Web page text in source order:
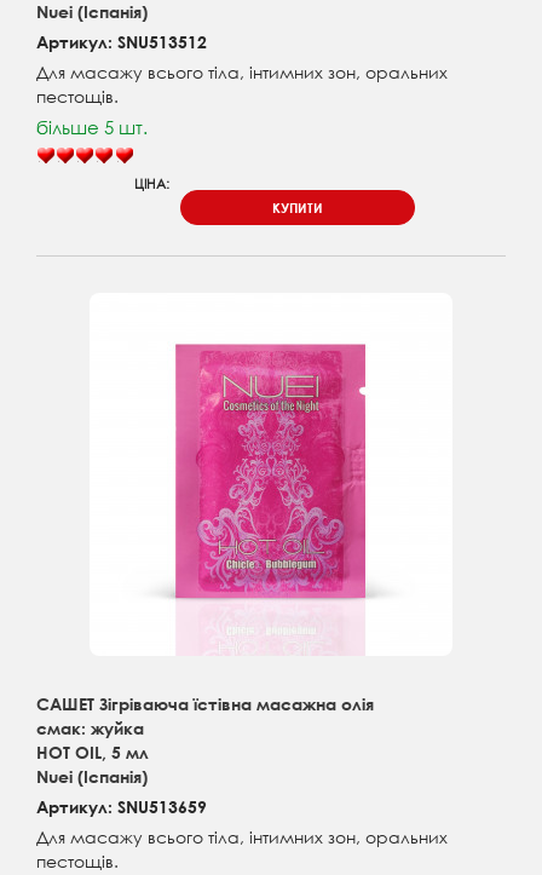
Nuei (Іспанія)
Артикул: SNU513512
Для масажу всього тіла, інтимних зон, оральних
пестощів.
більше 5 шт.
ЦІНА:
КУПИТИ
САШЕТ Зігріваюча їстівна масажна олія
смак: жуйка
HOT OIL, 5 мл
Nuei (Іспанія)
Артикул: SNU513659
Для масажу всього тіла, інтимних зон, оральних
пестощів.